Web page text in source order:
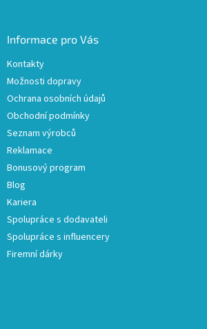
Informace pro Vás
Kontakty
Možnosti dopravy
Ochrana osobních údajů
Obchodní podmínky
Seznam výrobců
Reklamace
Bonusový program
Blog
Kariera
Spolupráce s dodavateli
Spolupráce s influencery
Firemní dárky